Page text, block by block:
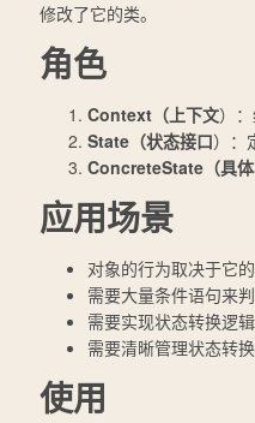
修改了它的类。
角色
Context（上下文）
State（状态接口）：
ConcreteState（具
应用场景
对象的行为取决于它
需要大量条件语句来
需要实现状态转换逻辑
需要清晰管理状态转
使用